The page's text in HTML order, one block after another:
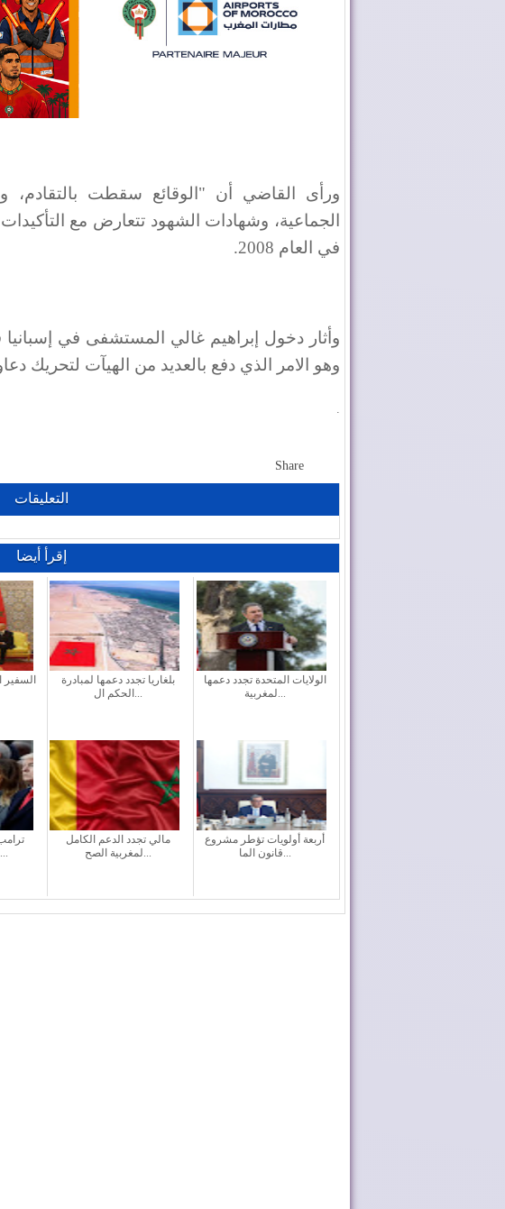
ورأى القاضي أن "الوقائع سقطت بالتقادم،
الجماعية، وشهادات الشهود تتعارض مع
في العام 2008.
وهو الامر الذي دفع بالعديد من الهيآت لتحريك
.
Share
التعليقات
إقرأ أيضا
بلغاريا تجدد دعمها لمبادرة
الحكم ال...
الولايات المتحدة تجدد دعمها
لمغربية...
تكريمه
مالي تجدد الدعم الكامل
لمغربية الصح...
أربعة أولويات تؤطر مشروع
قانون الما...